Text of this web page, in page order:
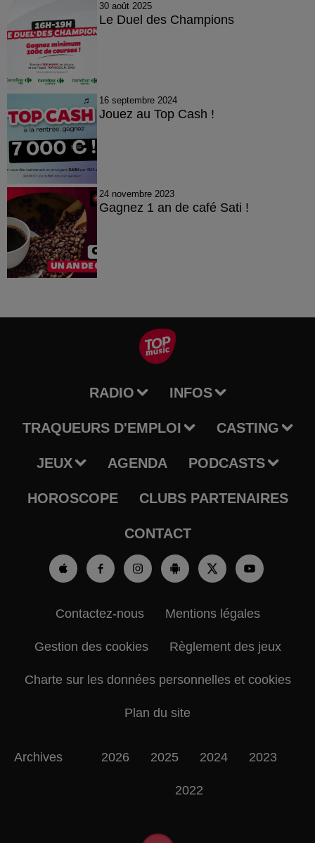
30 août 2025
Le Duel des Champions
16 septembre 2024
Jouez au Top Cash !
24 novembre 2023
Gagnez 1 an de café Sati !
RADIO INFOS
TRAQUEURS D'EMPLOI CASTING
JEUX AGENDA PODCASTS
HOROSCOPE CLUBS PARTENAIRES
CONTACT
Contactez-nous Mentions légales
Gestion des cookies Règlement des jeux
Charte sur les données personnelles et cookies
Plan du site
Archives 2026 2025 2024 2023
2022